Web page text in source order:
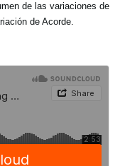
de las variaciones de
de Acorde.